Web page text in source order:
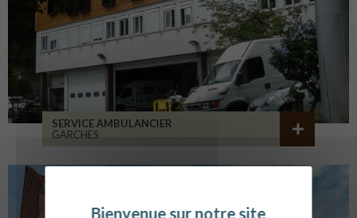
SERVICE AMBULANCIER
GARCHES